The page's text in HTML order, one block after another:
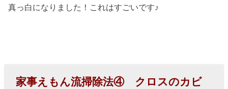
真っ白になりました！これはすごいです♪
家事えもん流掃除法④ クロスのカビ